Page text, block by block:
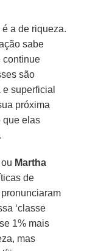
a de riqueza.
sabe
continue
são
superficial
próxima
que elas
ou Martha
de
‘classe
1% mais
mas